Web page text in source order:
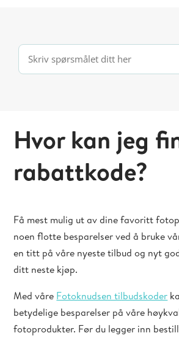
Hvor kan jeg
rabattkode?
Få mest mulig ut av dine favoritt
noen flotte besparelser ved å bruke
en titt på våre nyeste tilbud og nyt
ditt neste kjøp.
Med våre Fotoknudsen tilbudskoder
betydelige besparelser på våre
fotoprodukter. Før du legger inn